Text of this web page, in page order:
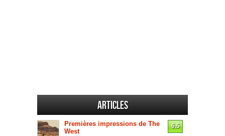
Articles
Premières impressions de The
West
6.5